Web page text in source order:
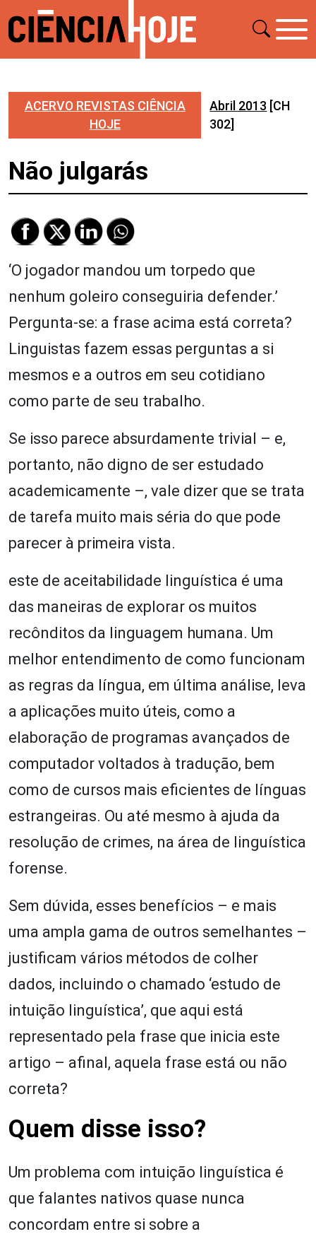
ACERVO REVISTAS CIÊNCIA
HOJE
Abril 2013 [CH
302]
Não julgarás
‘O jogador mandou um torpedo que
nenhum goleiro conseguiria defender.’
Pergunta-se: a frase acima está correta?
Linguistas fazem essas perguntas a si
mesmos e a outros em seu cotidiano
como parte de seu trabalho.
Se isso parece absurdamente trivial – e,
portanto, não digno de ser estudado
academicamente –, vale dizer que se trata
de tarefa muito mais séria do que pode
parecer à primeira vista.
este de aceitabilidade linguística é uma
das maneiras de explorar os muitos
recônditos da linguagem humana. Um
melhor entendimento de como funcionam
as regras da língua, em última análise, leva
a aplicações muito úteis, como a
elaboração de programas avançados de
computador voltados à tradução, bem
como de cursos mais eficientes de línguas
estrangeiras. Ou até mesmo à ajuda da
resolução de crimes, na área de linguística
forense.
Sem dúvida, esses benefícios – e mais
uma ampla gama de outros semelhantes –
justificam vários métodos de colher
dados, incluindo o chamado ‘estudo de
intuição linguística’, que aqui está
representado pela frase que inicia este
artigo – afinal, aquela frase está ou não
correta?
Quem disse isso?
Um problema com intuição linguística é
que falantes nativos quase nunca
concordam entre si sobre a